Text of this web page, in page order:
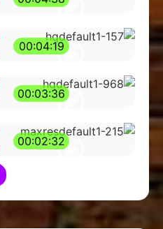
00:04:19
00:03:36
00:02:32